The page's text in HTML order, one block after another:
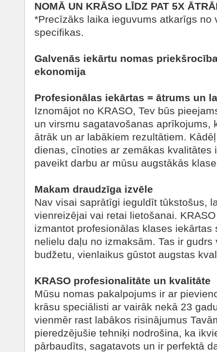
NOMĀ UN KRĀSO LĪDZ PAT 5X
*Precīzāks laika ieguvums atkarīgs no
specifikas.
Galvenās iekārtu nomas
ekonomija
Profesionālas iekārtas = ātrums un
Iznomājot no KRASO, Tev būs
un virsmu sagatavošanas aprīkojums,
ātrāk un ar labākiem rezultātiem.
dienas, cīnoties ar zemākas kvalitātes
paveikt darbu ar mūsu augstākās
Makam draudzīga izvēle
Nav visai saprātīgi ieguldīt tūkstošus,
vienreizējai vai retai lietošanai.
izmantot profesionālas klases iekārtas
nelielu daļu no izmaksām. Tas ir
budžetu, vienlaikus gūstot augstas
KRASO profesionalitāte un kvalitāte
Mūsu nomas pakalpojums ir ar
krāsu speciālisti ar vairāk nekā 23
vienmēr rast labākos risinājumus
pieredzējušie tehniķi nodrošina, ka
pārbaudīts, sagatavots un ir perfektā